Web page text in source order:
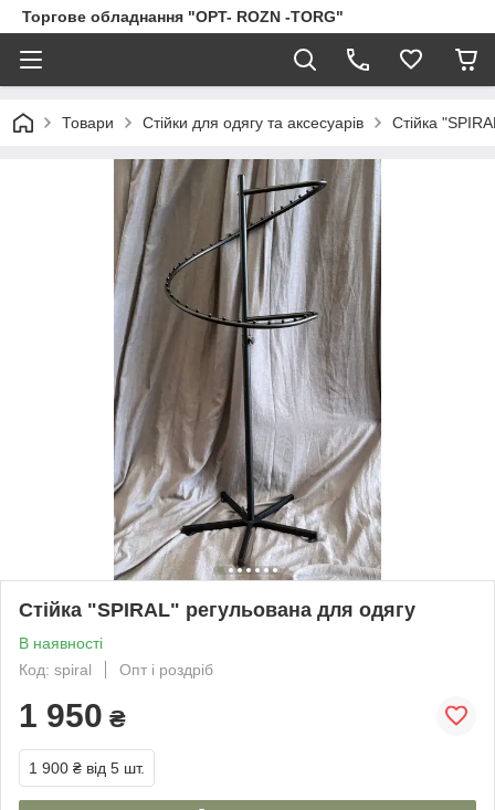
Торгове обладнання "OPT- ROZN -TORG"
Товари Стійки для одягу та аксесуарів Стійка
Стійка "SPIRAL" регульована для одягу
В наявності
Код: spiral
Опт і роздріб
1 950 ₴
1 900 ₴ від 5 шт.